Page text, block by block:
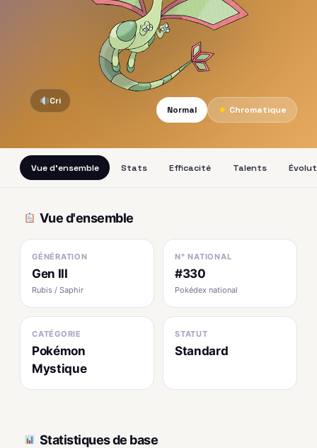
Cri
Normal
★ Chromatique
Vue d'ensemble Stats Efficacité Talents
Vue d'ensemble
GÉNÉRATION
Gen III
Rubis / Saphir
N° NATIONAL
#330
Pokédex national
CATÉGORIE
Pokémon
Mystique
STATUT
Standard
Statistiques de base